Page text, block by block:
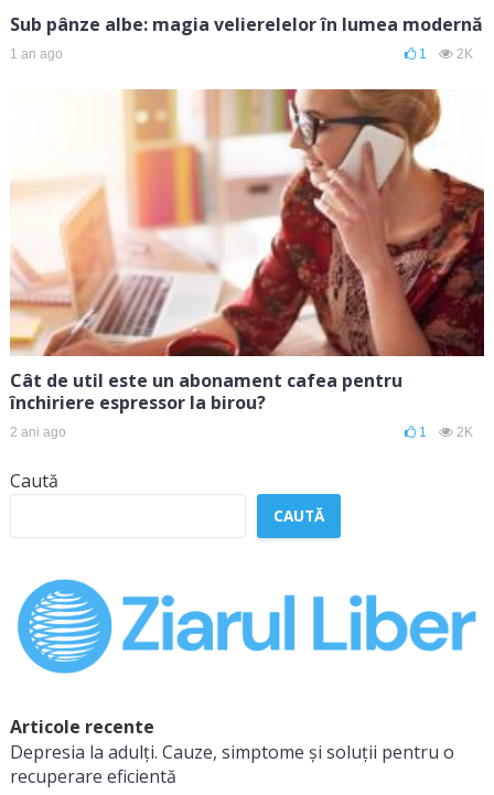
Sub pânze albe: magia velierelelor în lumea modernă
1 an ago 1 2K
Cât de util este un abonament cafea pentru
închiriere espressor la birou?
2 ani ago 1 2K
Caută
CAUTĂ
Articole recente
Depresia la adulți. Cauze, simptome și soluții pentru o
recuperare eficientă